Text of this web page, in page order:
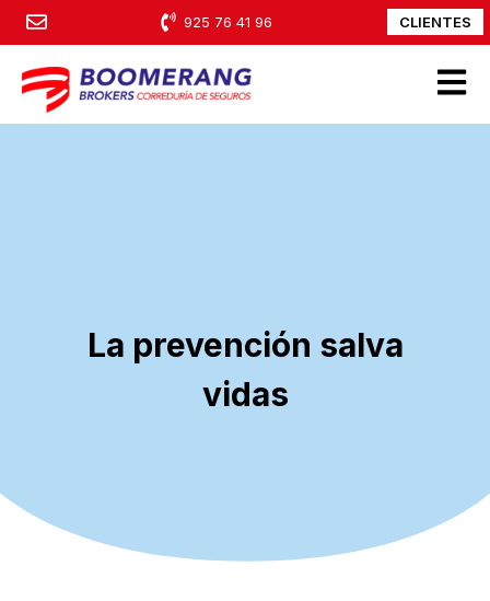
925 76 41 96 CLIENTES
Open
La prevención salva
vidas